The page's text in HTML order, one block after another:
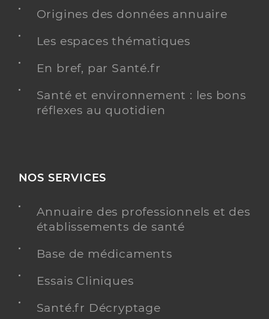
Origines des données annuaire
Les espaces thématiques
En bref, par Santé.fr
Santé et environnement : les bons
réflexes au quotidien
NOS SERVICES
Annuaire des professionnels et des
établissements de santé
Base de médicaments
Essais Cliniques
Santé.fr Décryptage